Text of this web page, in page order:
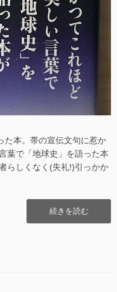
け)”の
た本。帯の宣伝文句に惹か
葉で「地球史」を語った本
らしくなく(失礼!)引っかか
“[書
籍]
続きを読む